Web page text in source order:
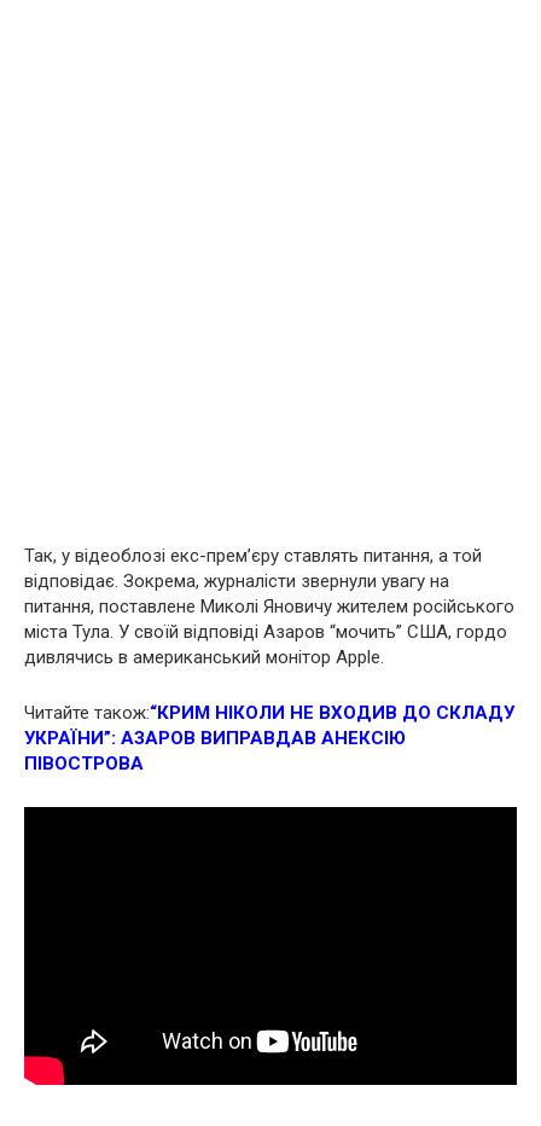
Так, у відеоблозі екс-прем’єру ставлять питання, а той
відповідає. Зокрема, журналісти звернули увагу на
питання, поставлене Миколі Яновичу жителем російського
міста Тула. У своїй відповіді Азаров “мочить” США, гордо
дивлячись в американський монітор Apple.
Читайте також:“КРИМ НІКОЛИ НЕ ВХОДИВ ДО СКЛАДУ
УКРАЇНИ”: АЗАРОВ ВИПРАВДАВ АНЕКСІЮ
ПІВОСТРОВА